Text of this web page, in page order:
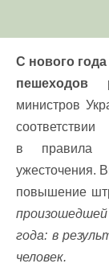
С нового
пешеходов
министров
в правила
ужесточения.
повышение
года: в
человек.